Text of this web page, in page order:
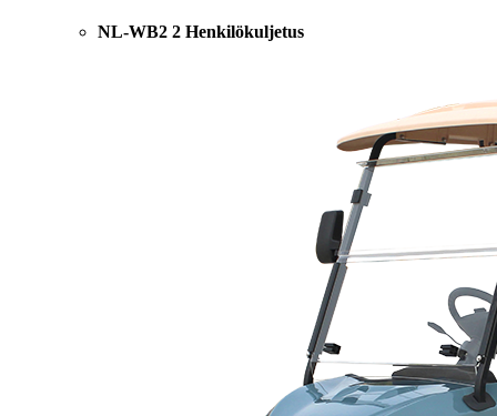
NL-WB2 2 Henkilökuljetus